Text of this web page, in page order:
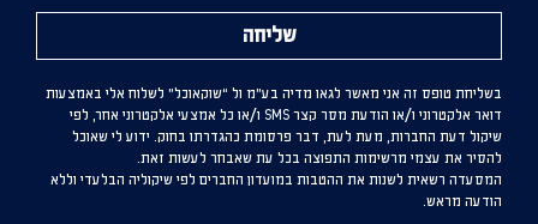
שליחה
בשליחת טופס זה אני מאשר לגאו מדיה בע”מ ול “שוקאוכל” לשלוח אלי באמצעות
דואר אלקטרוני ו/או הודעת מסר קצר SMS ו/או כל אמצעי אלקטרוני אחר, לפי
שיקול דעת החברות, מעת לעת, דבר פרסומת כהגדרתו בחוק. ידוע לי שאוכל
להסיר את עצמי מרשימות התפוצה בכל עת שאבחר לעשות זאת.
המסעדה רשאית לשנות את ההטבות במועדון החברים לפי שיקוליה הבלעדי וללא
הודעה מראש.